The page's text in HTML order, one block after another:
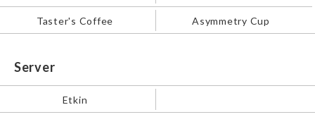
Taster's Coffee Asymmetry Cup
Server
Etkin